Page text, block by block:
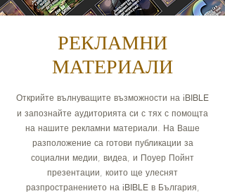
РЕКЛАМНИ
МАТЕРИАЛИ
Открийте вълнуващите възможности на iBIBLE
и запознайте аудиторията си с тях с помощта
на нашите рекламни материали. На Ваше
разположение са готови публикации за
социални медии, видеа, и Поуер Пойнт
презентации, които ще улеснят
разпространението на iBIBLEв България,